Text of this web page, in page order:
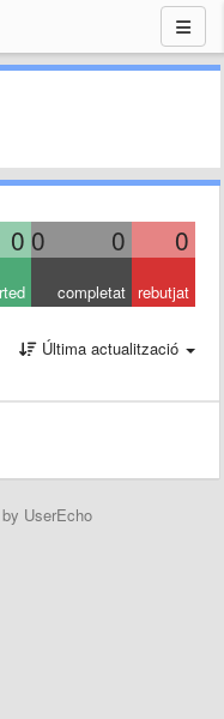
0 0 0 0
completat rebutjat
Última actualització
by UserEcho